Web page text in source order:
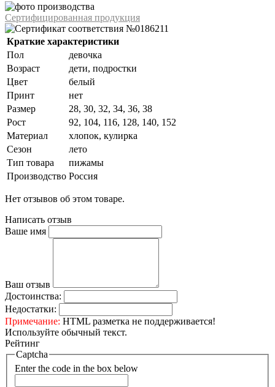
Сертифицированная продукция
Краткие характеристики
Пол
девочка
Возраст
дети, подростки
Цвет
белый
Принт
нет
Размер
28, 30, 32, 34, 36, 38
Рост
92, 104, 116, 128, 140, 152
Материал
хлопок, кулирка
Сезон
лето
Тип товара
пижамы
Производство Россия
Нет отзывов об этом товаре.
Написать отзыв
Ваше имя
Ваш отзыв
Достоинства:
Недостатки:
Примечание: HTML разметка не поддерживается!
Используйте обычный текст.
Рейтинг
Captcha
Enter the code in the box below